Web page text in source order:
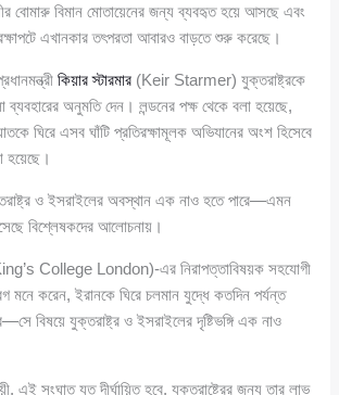
বোমারু বিমান মোতায়েনের জন্য ব্যবহৃত হয়ে আসছে এবং
এখানকার তৎপরতা আবারও বাড়তে শুরু করেছে।
কিয়ার স্টারমার (Keir Starmer) যুক্তরাষ্ট্রকে
ব্যবহারের অনুমতি দেন। লন্ডনের পক্ষ থেকে বলা হয়েছে,
ঘিরে এসব ঘাঁটি প্রতিরক্ষামূলক অভিযানের অংশ হিসেবে
হয়েছে।
ও ইসরাইলের অবস্থান এক নাও হতে পারে—এমন
বিশ্লেষকদের আলোচনায়।
College London)-এর নিরাপত্তাবিষয়ক সহযোগী
মনে করেন, ইরানকে ঘিরে চলমান যুদ্ধে কতদিন পর্যন্ত
বিষয়ে যুক্তরাষ্ট্র ও ইসরাইলের দৃষ্টিভঙ্গি এক নাও
এই সংঘাত যত দীর্ঘায়িত হবে, যুক্তরাষ্ট্রের জন্য তার লাভ